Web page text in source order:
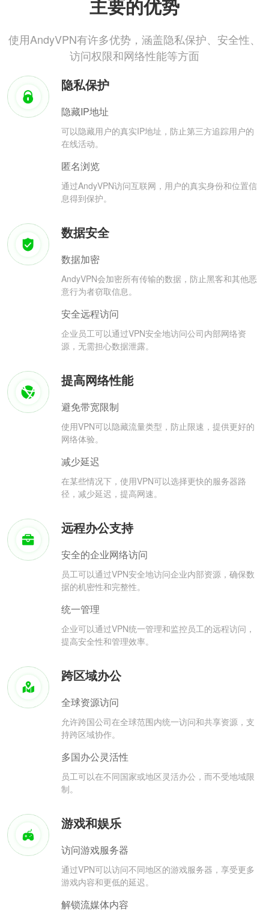
主要的优势
使用AndyVPN有许多优势，涵盖隐私保护、安全性、
访问权限和网络性能等方面
隐私保护
隐藏IP地址
可以隐藏用户的真实IP地址，防止第三方追踪用户的
在线活动。
匿名浏览
通过AndyVPN访问互联网，用户的真实身份和位置信
息得到保护。
数据安全
数据加密
AndyVPN会加密所有传输的数据，防止黑客和其他恶
意行为者窃取信息。
安全远程访问
企业员工可以通过VPN安全地访问公司内部网络资
源，无需担心数据泄露。
提高网络性能
避免带宽限制
使用VPN可以隐藏流量类型，防止限速，提供更好的
网络体验。
减少延迟
在某些情况下，使用VPN可以选择更快的服务器路
径，减少延迟，提高网速。
远程办公支持
安全的企业网络访问
员工可以通过VPN安全地访问企业内部资源，确保数
据的机密性和完整性。
统一管理
企业可以通过VPN统一管理和监控员工的远程访问，
提高安全性和管理效率。
跨区域办公
全球资源访问
允许跨国公司在全球范围内统一访问和共享资源，支
持跨区域协作。
多国办公灵活性
员工可以在不同国家或地区灵活办公，而不受地域限
制。
游戏和娱乐
访问游戏服务器
通过VPN可以访问不同地区的游戏服务器，享受更多
游戏内容和更低的延迟。
解锁流媒体内容